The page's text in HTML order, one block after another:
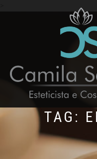
TAG: